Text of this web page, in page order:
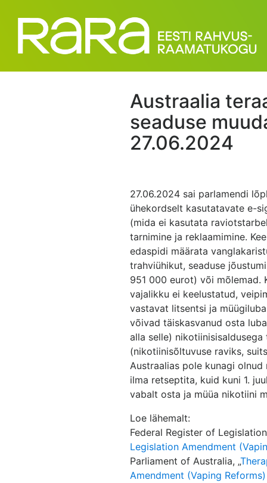
Austraalia
seaduse
27.06.2024
27.06.2024 sai parlamendi
ühekordselt kasutatavate e-
(mida ei kasutata
tarnimine ja reklaamimine.
edaspidi määrata
trahviühikut, seaduse
951 000 eurot) või mõlemad.
vajalikku ei keelustatud,
vastavat litsentsi ja
võivad täiskasvanud osta
alla selle)
(nikotiinisõltuvuse raviks,
Austraalias pole kunagi
ilma retseptita, kuid kuni 1.
vabalt osta ja müüa nikotiini
Loe lähemalt:
Federal Register of
Legislation Amendment
Parliament of Australia, „
Amendment (Vaping